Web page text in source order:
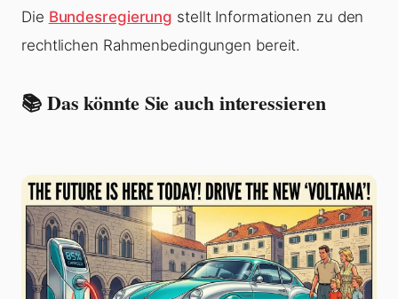
Die Bundesregierung stellt Informationen zu den
rechtlichen Rahmenbedingungen bereit.
📚 Das könnte Sie auch interessieren